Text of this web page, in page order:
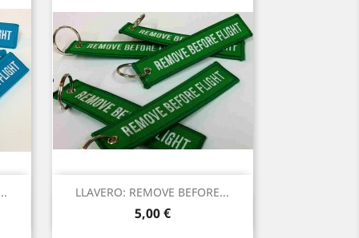
LLAVERO: REMOVE BEFORE...
Preu
5,00 €
Vista ràpida